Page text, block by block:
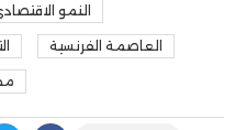
النمو
العاصمة الفرنسية